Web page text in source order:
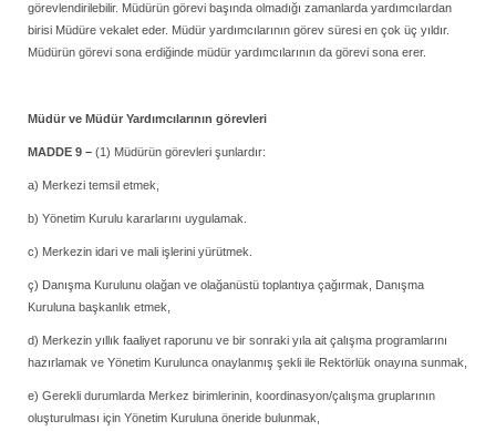
görevlendirilebilir. Müdürün görevi başında olmadığı zamanlarda yardımcılardan
birisi Müdüre vekalet eder. Müdür yardımcılarının görev süresi en çok üç yıldır.
Müdürün görevi sona erdiğinde müdür yardımcılarının da görevi sona erer.
Müdür ve Müdür Yardımcılarının görevleri
MADDE 9 – (1) Müdürün görevleri şunlardır:
a) Merkezi temsil etmek,
b) Yönetim Kurulu kararlarını uygulamak.
c) Merkezin idari ve mali işlerini yürütmek.
ç) Danışma Kurulunu olağan ve olağanüstü toplantıya çağırmak, Danışma
Kuruluna başkanlık etmek,
d) Merkezin yıllık faaliyet raporunu ve bir sonraki yıla ait çalışma programlarını
hazırlamak ve Yönetim Kurulunca onaylanmış şekli ile Rektörlük onayına sunmak,
e) Gerekli durumlarda Merkez birimlerinin, koordinasyon/çalışma gruplarının
oluşturulması için Yönetim Kuruluna öneride bulunmak,